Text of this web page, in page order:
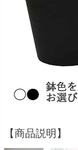
【商品説明】